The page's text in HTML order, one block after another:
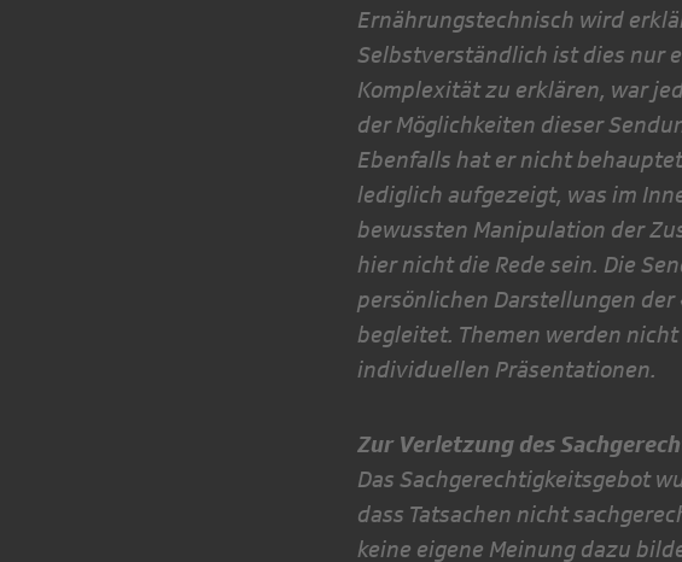
Ernährungstechnisch wird
Selbstverständlich ist dies nur
Komplexität zu erklä­ren, war
der Möglichkeiten dieser
Ebenfalls hat er nicht
lediglich aufgezeigt, was im
bewussten Manipulation der
hier nicht die Rede sein. Die
persönlichen Darstellungen
begleitet. Themen werden
individuellen Präsentationen.
Zur Verletzung des
Das Sachgerechtigkeitsgebot
dass Tatsa­chen nicht
keine eigene Meinung dazu